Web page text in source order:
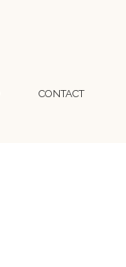
CONTACT